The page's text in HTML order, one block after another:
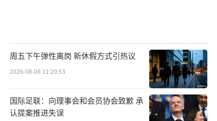
周五下午弹性离岗 新休假方式引热议
2026-08-06 11:20:53
国际足联：向理事会和会员协会致歉 承
认提案推进失误